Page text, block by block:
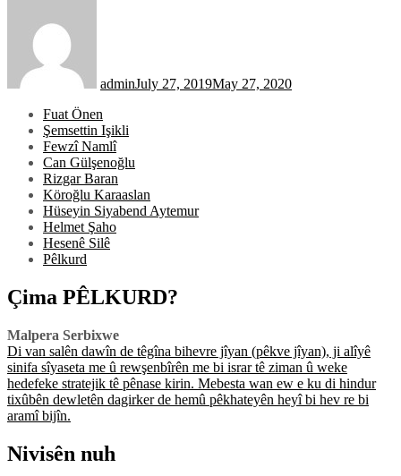
adminJuly 27, 2019May 27, 2020
Fuat Önen
Şemsettin Işikli
Fewzî Namlî
Can Gülşenoğlu
Rizgar Baran
Köroğlu Karaaslan
Hüseyin Siyabend Aytemur
Helmet Şaho
Hesenê Silê
Pêlkurd
Çima PÊLKURD?
Malpera Serbixwe
Di van salên dawîn de têgîna bihevre jîyan (pêkve jîyan), ji alîyê
sinifa sîyaseta me û rewşenbîrên me bi israr tê ziman û weke
hedefeke stratejik tê pênase kirin. Mebesta wan ew e ku di hindur
tixûbên dewletên dagirker de hemû pêkhateyên heyî bi hev re bi
aramî bijîn.
Nivisên nuh